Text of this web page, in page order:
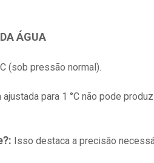
ÁGUA
(sob pressão normal).
ajustada para 1 °C não pode
Isso destaca a precisão